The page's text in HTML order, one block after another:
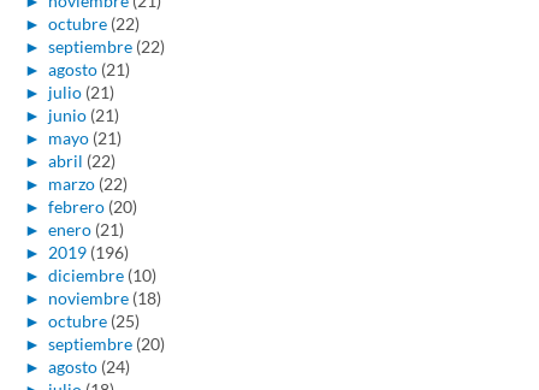
► octubre (22)
► septiembre (22)
► agosto (21)
► julio (21)
► junio (21)
► mayo (21)
► abril (22)
► marzo (22)
► febrero (20)
► enero (21)
► 2019 (196)
► diciembre (10)
► noviembre (18)
► octubre (25)
► septiembre (20)
► agosto (24)